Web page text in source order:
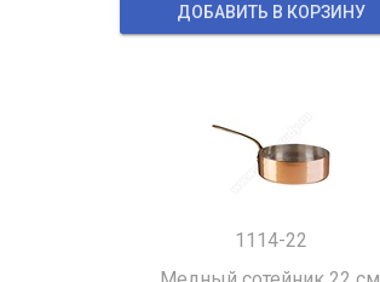
ДОБАВИТЬ В КОРЗИНУ
1114-22